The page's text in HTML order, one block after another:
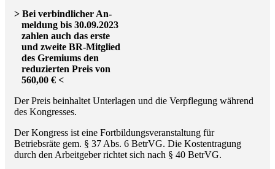
> Bei verbindlicher An-
meldung bis 30.09.2023
zahlen auch das erste
und zweite BR-Mitglied
des Gremiums den
reduzierten Preis von
560,00 € <
Der Preis beinhaltet Unterlagen und die Verpflegung während
des Kongresses.
Der Kongress ist eine Fortbildungsveranstaltung für
Betriebsräte gem. § 37 Abs. 6 BetrVG. Die Kostentragung
durch den Arbeitgeber richtet sich nach § 40 BetrVG.